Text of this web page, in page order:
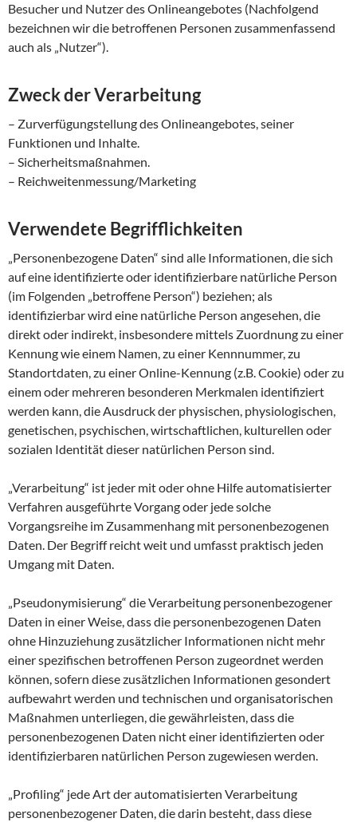
Besucher und Nutzer des Onlineangebotes (Nachfolgend
bezeichnen wir die betroffenen Personen zusammenfassend
auch als „Nutzer“).
Zweck der Verarbeitung
– Zurverfügungstellung des Onlineangebotes, seiner
Funktionen und Inhalte.
– Sicherheitsmaßnahmen.
– Reichweitenmessung/Marketing
Verwendete Begrifflichkeiten
„Personenbezogene Daten“ sind alle Informationen, die sich
auf eine identifizierte oder identifizierbare natürliche Person
(im Folgenden „betroffene Person“) beziehen; als
identifizierbar wird eine natürliche Person angesehen, die
direkt oder indirekt, insbesondere mittels Zuordnung zu einer
Kennung wie einem Namen, zu einer Kennnummer, zu
Standortdaten, zu einer Online-Kennung (z.B. Cookie) oder zu
einem oder mehreren besonderen Merkmalen identifiziert
werden kann, die Ausdruck der physischen, physiologischen,
genetischen, psychischen, wirtschaftlichen, kulturellen oder
sozialen Identität dieser natürlichen Person sind.
„Verarbeitung“ ist jeder mit oder ohne Hilfe automatisierter
Verfahren ausgeführte Vorgang oder jede solche
Vorgangsreihe im Zusammenhang mit personenbezogenen
Daten. Der Begriff reicht weit und umfasst praktisch jeden
Umgang mit Daten.
„Pseudonymisierung“ die Verarbeitung personenbezogener
Daten in einer Weise, dass die personenbezogenen Daten
ohne Hinzuziehung zusätzlicher Informationen nicht mehr
einer spezifischen betroffenen Person zugeordnet werden
können, sofern diese zusätzlichen Informationen gesondert
aufbewahrt werden und technischen und organisatorischen
Maßnahmen unterliegen, die gewährleisten, dass die
personenbezogenen Daten nicht einer identifizierten oder
identifizierbaren natürlichen Person zugewiesen werden.
„Profiling“ jede Art der automatisierten Verarbeitung
personenbezogener Daten, die darin besteht, dass diese